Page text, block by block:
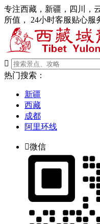
专注西藏，新疆，四川，
所值， 24小时客服贴心服

热门搜索：
新疆
西藏
成都
阿里环线
微信